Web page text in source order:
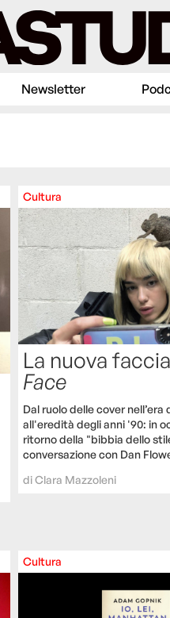
Newsletter
Cultura
La nuova
Face
Dal ruolo delle cover nell’era
all'eredità degli anni '90: in
ritorno della "bibbia dello
conversazione con Dan
diClara Mazzoleni
Cultura